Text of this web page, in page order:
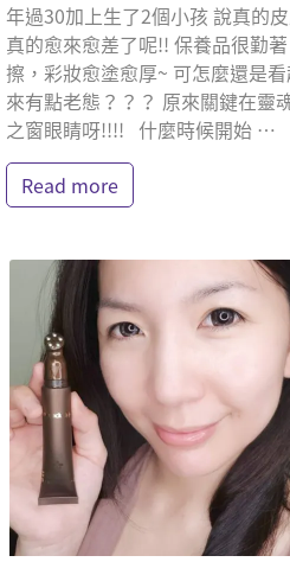
年過30加上生了2個小孩 說真的
真的愈來愈差了呢!! 保養品很勤著
擦，彩妝愈塗愈厚~ 可怎麼還是
來有點老態？？？ 原來關鍵在靈
之窗眼睛呀!!!! 什麼時候開始 ⋯
Read more